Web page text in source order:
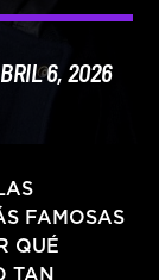
6, 2026
FAMOSAS
QUÉ
TAN